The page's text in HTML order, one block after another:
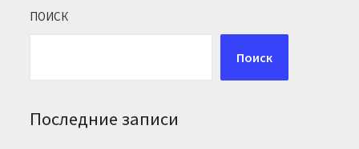
ПОИСК
Поиск
Последние записи